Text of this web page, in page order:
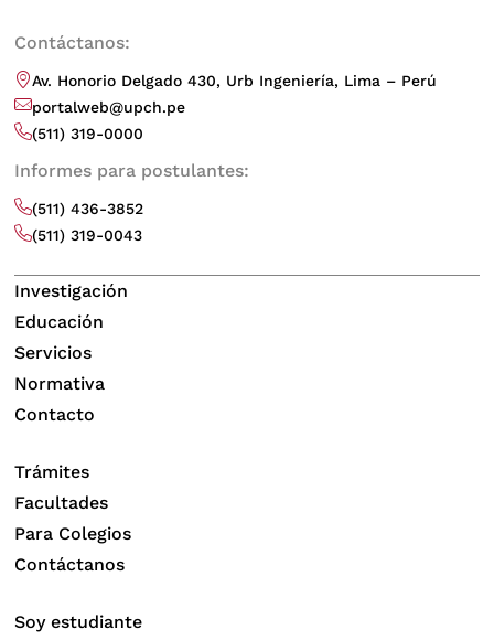
Contáctanos:
Av. Honorio Delgado 430, Urb Ingeniería, Lima – Perú
portalweb@upch.pe
(511) 319-0000
Informes para postulantes:
(511) 436-3852
(511) 319-0043
Investigación
Educación
Servicios
Normativa
Contacto
Trámites
Facultades
Para Colegios
Contáctanos
Soy estudiante